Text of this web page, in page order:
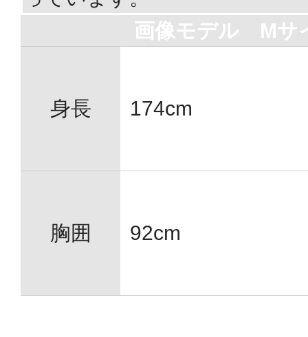
画像モデル Mサ
身長 174cm
胸囲 92cm